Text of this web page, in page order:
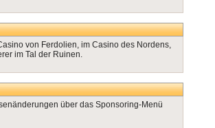
von Ferdolien, im Casino des Nordens,
im Tal der Ruinen.
über das Sponsoring-Menü